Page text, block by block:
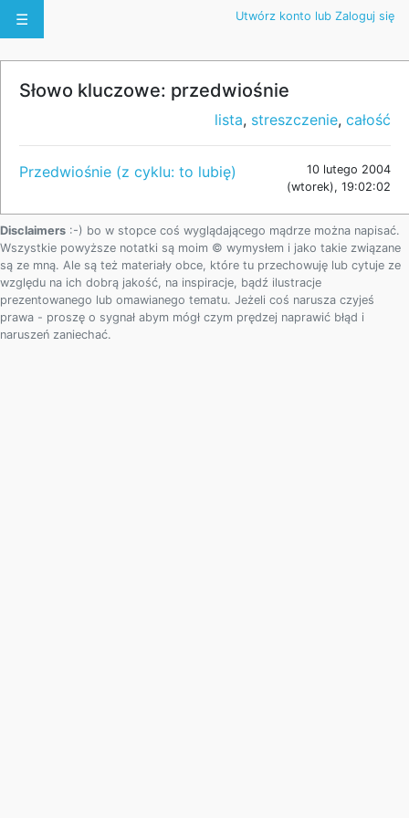
☰ Utwórz konto lub Zaloguj się
Słowo kluczowe: przedwiośnie
lista, streszczenie, całość
Przedwiośnie (z cyklu: to lubię)
10 lutego 2004
(wtorek), 19:02:02
Disclaimers :-) bo w stopce coś wyglądającego mądrze można napisać.
Wszystkie powyższe notatki są moim © wymysłem i jako takie związane
są ze mną. Ale są też materiały obce, które tu przechowuję lub cytuje ze
względu na ich dobrą jakość, na inspiracje, bądź ilustracje
prezentowanego lub omawianego tematu. Jeżeli coś narusza czyjeś
prawa - proszę o sygnał abym mógł czym prędzej naprawić błąd i
naruszeń zaniechać.